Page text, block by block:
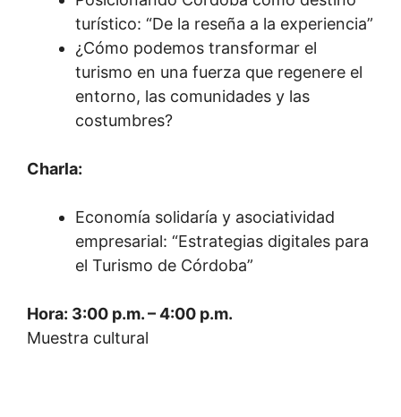
turístico: “De la reseña a la experiencia”
¿Cómo podemos transformar el
turismo en una fuerza que regenere el
entorno, las comunidades y las
costumbres?
Charla:
Economía solidaría y asociatividad
empresarial: “Estrategias digitales para
el Turismo de Córdoba”
Hora: 3:00 p.m. – 4:00 p.m.
Muestra cultural